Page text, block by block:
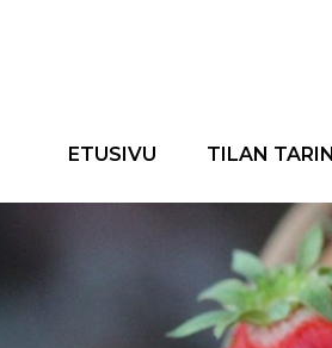
ETUSIVU TILAN